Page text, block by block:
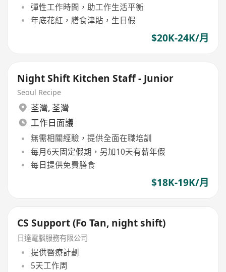
彈性工作時間，助工作生活平衡
年底花紅，膳食津貼，生日假
$20K-24K/月
Night Shift Kitchen Staff - Junior
Seoul Recipe
荃灣, 荃灣
工作日面議
無需相關經驗，提供全面在職培訓
每月6天固定假期，另加10天有薪年假
每日提供免費膳食
$18K-19K/月
CS Support (Fo Tan, night shift)
日達電腦服務有限公司
提供醫療計劃
5天工作周